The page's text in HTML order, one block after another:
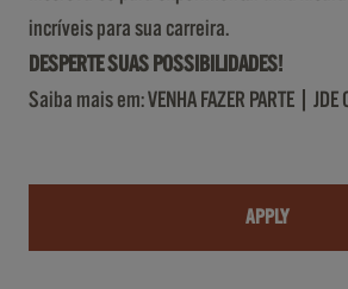
incríveis para sua carreira.
DESPERTE SUAS POSSIBILIDADES!
Saiba mais em:VENHA FAZER PARTE |
APPLY